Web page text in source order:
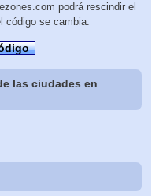
podrá rescindir el
código se cambia.
las ciudades en